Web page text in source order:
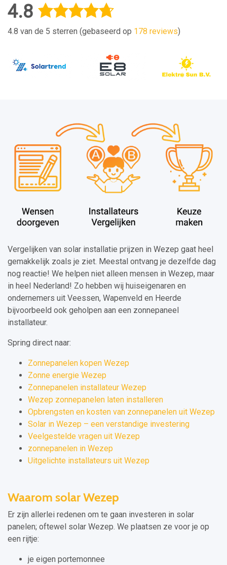
4.8
4.8 van de 5 sterren (gebaseerd op 178 reviews)
Vergelijken van solar installatie prijzen in Wezep gaat heel
gemakkelijk zoals je ziet. Meestal ontvang je dezelfde dag
nog reactie! We helpen niet alleen mensen in Wezep, maar
in heel Nederland! Zo hebben wij huiseigenaren en
ondernemers uit Veessen, Wapenveld en Heerde
bijvoorbeeld ook geholpen aan een zonnepaneel
installateur.
Spring direct naar:
Zonnepanelen kopen Wezep
Zonne energie Wezep
Zonnepanelen installateur Wezep
Wezep zonnepanelen laten installeren
Opbrengsten en kosten van zonnepanelen uit Wezep
Solar in Wezep – een verstandige investering
Veelgestelde vragen uit Wezep
zonnepanelen in Wezep
Uitgelichte installateurs uit Wezep
Waarom solar Wezep
Er zijn allerlei redenen om te gaan investeren in solar
panelen; oftewel solar Wezep. We plaatsen ze voor je op
een rijtje:
je eigen portemonnee